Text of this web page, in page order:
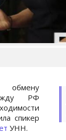
обмену
РФ
спикер
УНН.